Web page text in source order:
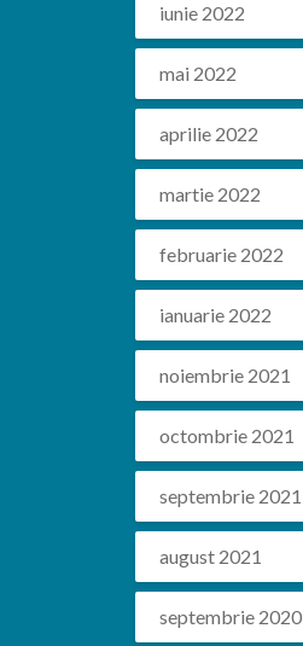
iunie 2022
mai 2022
aprilie 2022
martie 2022
februarie 2022
ianuarie 2022
noiembrie 2021
octombrie 2021
septembrie 2021
august 2021
septembrie 2020